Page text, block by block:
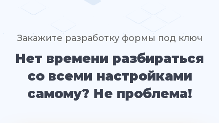
Закажите разработку формы под ключ
Нет времени разбираться
со всеми настройками
самому? Не проблема!